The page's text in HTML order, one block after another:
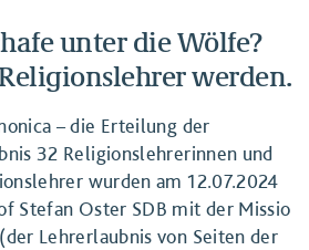
unter die Wölfe?
werden.
– die Erteilung der
32 Religionslehrerinnen und
wurden am 12.07.2024
Stefan Oster SDB mit der Missio
Lehrerlaubnis von Seiten der